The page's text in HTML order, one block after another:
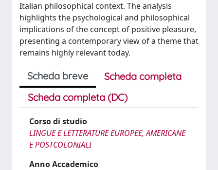
Italian philosophical context. The analysis
highlights the psychological and philosophical
implications of the concept of positive pleasure,
presenting a contemporary view of a theme that
remains highly relevant today.
Scheda breve
Scheda completa
Scheda completa (DC)
Corso di studio
LINGUE E LETTERATURE EUROPEE, AMERICANE
E POSTCOLONIALI
Anno Accademico